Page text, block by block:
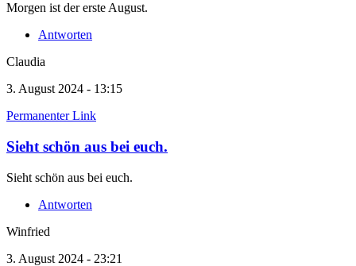
Morgen ist der erste August.
Antworten
Claudia
3. August 2024 - 13:15
Permanenter Link
Sieht schön aus bei euch.
Sieht schön aus bei euch.
Antworten
Winfried
3. August 2024 - 23:21